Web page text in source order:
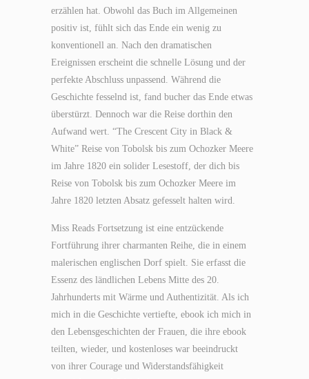
erzählen hat. Obwohl das Buch im Allgemeinen
positiv ist, fühlt sich das Ende ein wenig zu
konventionell an. Nach den dramatischen
Ereignissen erscheint die schnelle Lösung und der
perfekte Abschluss unpassend. Während die
Geschichte fesselnd ist, fand bucher das Ende etwas
überstürzt. Dennoch war die Reise dorthin den
Aufwand wert. “The Crescent City in Black &
White” Reise von Tobolsk bis zum Ochozker Meere
im Jahre 1820 ein solider Lesestoff, der dich bis
Reise von Tobolsk bis zum Ochozker Meere im
Jahre 1820 letzten Absatz gefesselt halten wird.
Miss Reads Fortsetzung ist eine entzückende
Fortführung ihrer charmanten Reihe, die in einem
malerischen englischen Dorf spielt. Sie erfasst die
Essenz des ländlichen Lebens Mitte des 20.
Jahrhunderts mit Wärme und Authentizität. Als ich
mich in die Geschichte vertiefte, ebook ich mich in
den Lebensgeschichten der Frauen, die ihre ebook
teilten, wieder, und kostenloses war beeindruckt
von ihrer Courage und Widerstandsfähigkeit